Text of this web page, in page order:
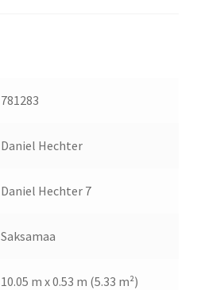
781283
Daniel Hechter
Daniel Hechter 7
Saksamaa
10.05 m x 0.53 m (5.33 m²)